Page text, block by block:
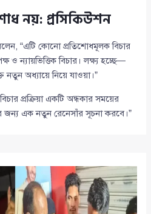
নয়: প্রসিকিউশন
“এটি কোনো প্রতিশোধমূলক বিচার
ও ন্যায়ভিত্তিক বিচার। লক্ষ্য হচ্ছে—
নতুন অধ্যায়ে নিয়ে যাওয়া।”
প্রক্রিয়া একটি অন্ধকার সময়ের
জন্য এক নতুন রেনেসাঁর সূচনা করবে।”